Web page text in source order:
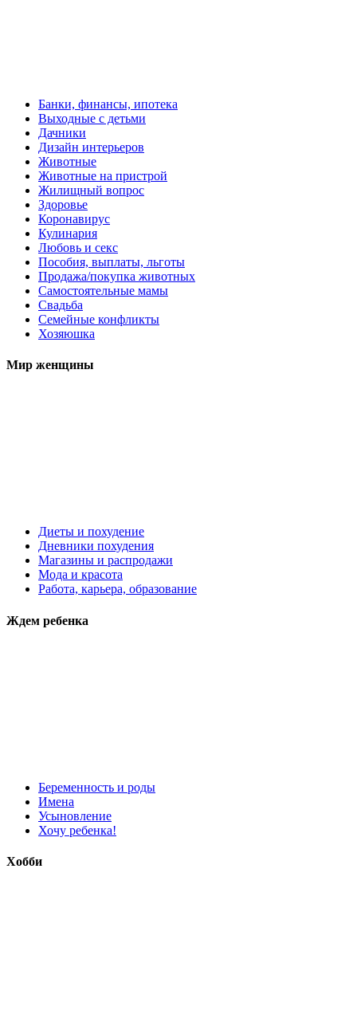
Банки, финансы, ипотека
Выходные с детьми
Дачники
Дизайн интерьеров
Животные
Животные на пристрой
Жилищный вопрос
Здоровье
Коронавирус
Кулинария
Любовь и секс
Пособия, выплаты, льготы
Продажа/покупка животных
Самостоятельные мамы
Свадьба
Семейные конфликты
Хозяюшка
Мир женщины
Диеты и похудение
Дневники похудения
Магазины и распродажи
Мода и красота
Работа, карьера, образование
Ждем ребенка
Беременность и роды
Имена
Усыновление
Хочу ребенка!
Хобби